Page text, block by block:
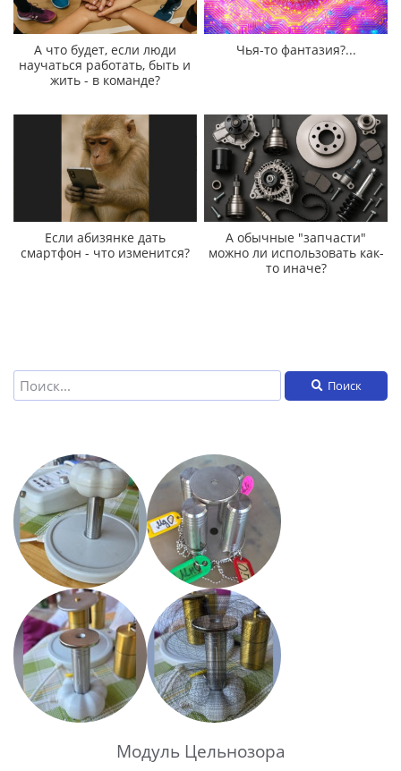
А что будет, если люди
научаться работать, быть и
жить - в команде?
Чья-то фантазия?...
Если абизянке дать
смартфон - что изменится?
А обычные "запчасти"
можно ли использовать как-
то иначе?
Поиск
Модуль Цельнозора